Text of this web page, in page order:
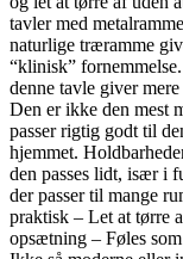
tavler med
naturlige træramme
“klinisk”
denne tavle giver
Den er ikke den mest
passer rigtig godt til
hjemmet.
den passes lidt, især i
der passer til mange
praktisk – Let at tørre
opsætning – Føles